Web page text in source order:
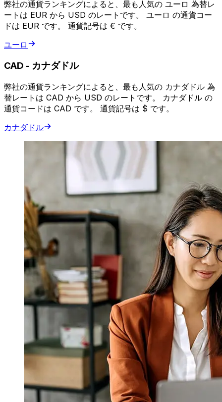
弊社の通貨ランキングによると、最も人気の ユーロ 為替レ
ートは EUR から USD のレートです。 ユーロ の通貨コー
ドは EUR です。 通貨記号は € です。
ユーロ
CAD - カナダドル
弊社の通貨ランキングによると、最も人気の カナダドル 為
替レートは CAD から USD のレートです。 カナダドル の
通貨コードは CAD です。 通貨記号は $ です。
カナダドル